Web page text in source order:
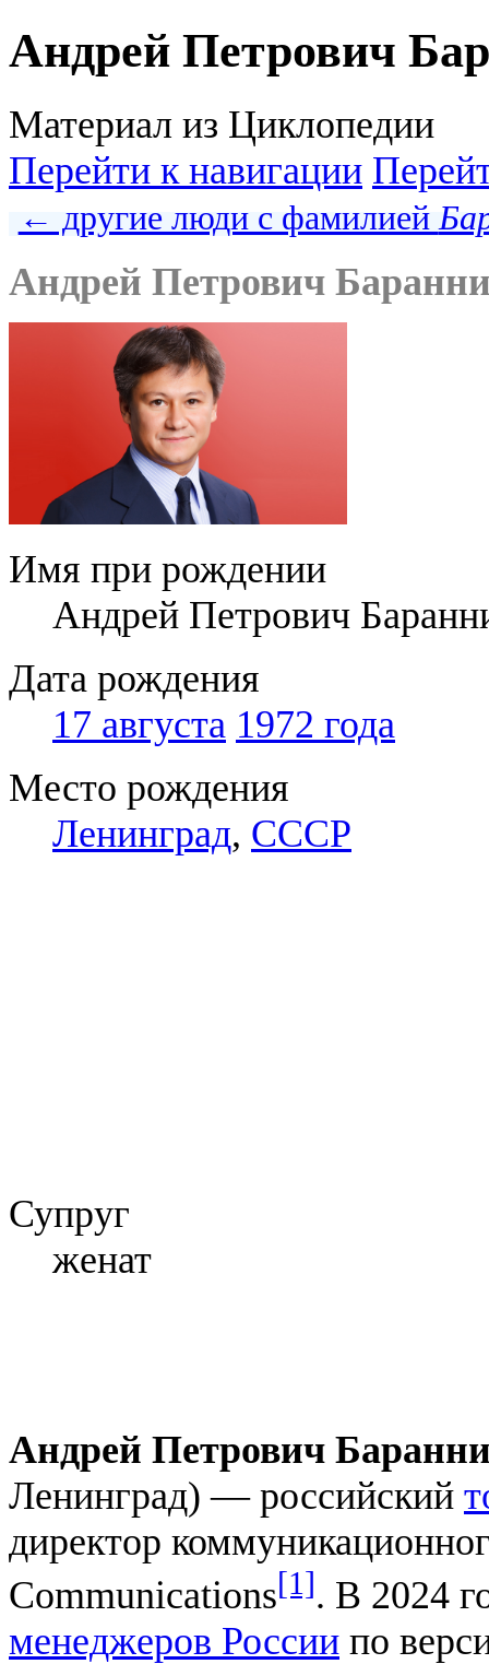
Андрей Петрович
Материал из Циклопедии
Перейти к навигации
← другие люди с фамилией
Андрей Петрович
Имя при рождении
Андрей Петрович
Дата рождения
17 августа 1972 года
Место рождения
Ленинград, СССР
Супруг
женат
Андрей Петрович
Ленинград) — российский
директор
Communications[1]. В 2024
менеджеров России по